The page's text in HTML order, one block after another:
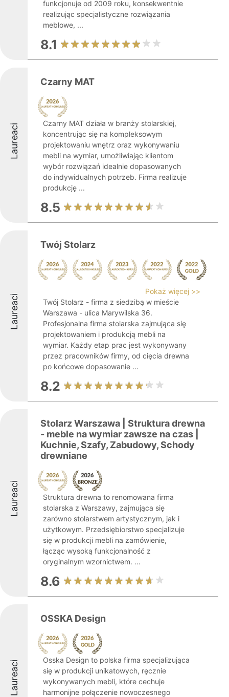
funkcjonuje od 2009 roku, konsekwentnie
realizując specjalistyczne rozwiązania
meblowe, ...
8.1
Laureaci
Czarny MAT
Czarny MAT działa w branży stolarskiej,
koncentrując się na kompleksowym
projektowaniu wnętrz oraz wykonywaniu
mebli na wymiar, umożliwiając klientom
wybór rozwiązań idealnie dopasowanych
do indywidualnych potrzeb. Firma realizuje
produkcję ...
8.5
Laureaci
Twój Stolarz
Pokaż więcej >>
Twój Stolarz - firma z siedzibą w mieście
Warszawa - ulica Marywilska 36.
Profesjonalna firma stolarska zajmująca się
projektowaniem i produkcją mebli na
wymiar. Każdy etap prac jest wykonywany
przez pracowników firmy, od cięcia drewna
po końcowe dopasowanie ...
8.2
Laureaci
Stolarz Warszawa | Struktura drewna
- meble na wymiar zawsze na czas |
Kuchnie, Szafy, Zabudowy, Schody
drewniane
Struktura drewna to renomowana firma
stolarska z Warszawy, zajmująca się
zarówno stolarstwem artystycznym, jak i
użytkowym. Przedsiębiorstwo specjalizuje
się w produkcji mebli na zamówienie,
łącząc wysoką funkcjonalność z
oryginalnym wzornictwem. ...
8.6
Laureaci
OSSKA Design
Osska Design to polska firma specjalizująca
się w produkcji unikatowych, ręcznie
wykonywanych mebli, które cechuje
harmonijne połączenie nowoczesnego